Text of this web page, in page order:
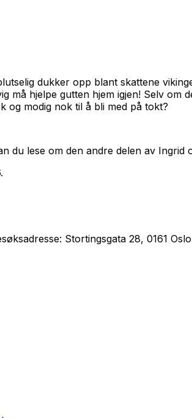
dukker opp blant skattene
må hjelpe gutten hjem igjen! Selv
og modig nok til å bli med på tokt?
du lese om den andre delen av Ingrid
Stortingsgata 28, 0161 Oslo